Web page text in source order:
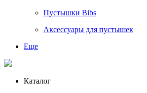
Пустышки Bibs
Аксессуары для пустышек
Еще
Каталог